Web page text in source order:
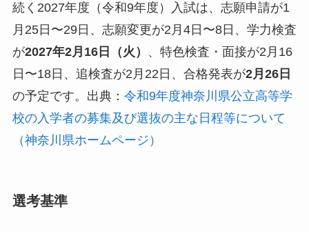
続く2027年度（令和9年度）入試は、志願申請が1
月25日〜29日、志願変更が2月4日〜8日、学力検査
が2027年2月16日（火）
、特色検査・面接が2月16
日〜18日、追検査が2月22日、合格発表が2月26日
の予定です。出典： 令和9年度神奈川県公立高等学
校の入学者の募集及び選抜の主な日程等について
（神奈川県ホームページ）
選考基準